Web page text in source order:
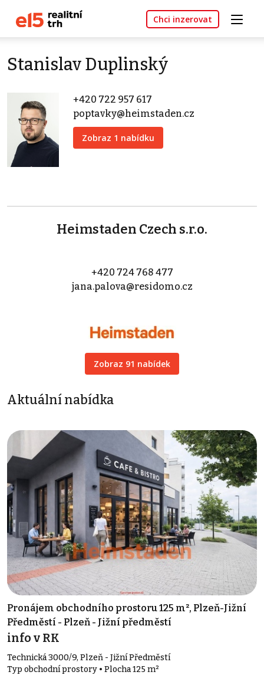
Chci inzerovat
Stanislav Duplinský
+420 722 957 617
poptavky@heimstaden.cz
Zobraz 1 nabídku
Heimstaden Czech s.r.o.
+420 724 768 477
jana.palova@residomo.cz
Zobraz 91 nabídek
Aktuální nabídka
Pronájem obchodního prostoru 125 m², Plzeň-Jižní
Předměstí - Plzeň - Jižní předměstí
info v RK
Technická 3000/9, Plzeň - Jižní Předměstí
Typ obchodní prostory • Plocha 125 m²